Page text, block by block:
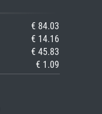
€ 84.03
€ 14.16
€ 45.83
€ 1.09